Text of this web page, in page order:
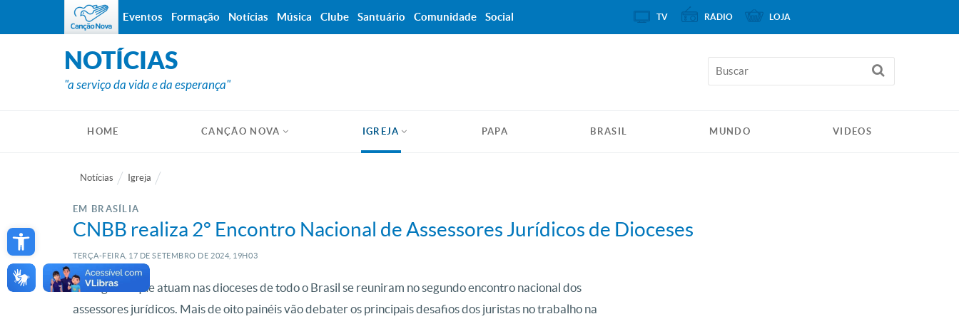
Open toolbar
NOTÍCIAS
"a serviço da vida e da esperança"
HOME CANÇÃO NOVA IGREJA PAPA BRASIL MUNDO VIDEOS
Notícias Igreja
EM BRASÍLIA
CNBB realiza 2º Encontro Nacional de Assessores Jurídicos de Dioceses
TERÇA-FEIRA, 17 DE SETEMBRO DE 2024, 19H03
Advogados que atuam nas dioceses de todo o Brasil se reuniram no segundo encontro nacional dos
assessores jurídicos. Mais de oito painéis vão debater os principais desafios dos juristas no trabalho na
Eventos Formação Notícias Música Clube Santuário Comunidade Social TV RÁDIO LOJA